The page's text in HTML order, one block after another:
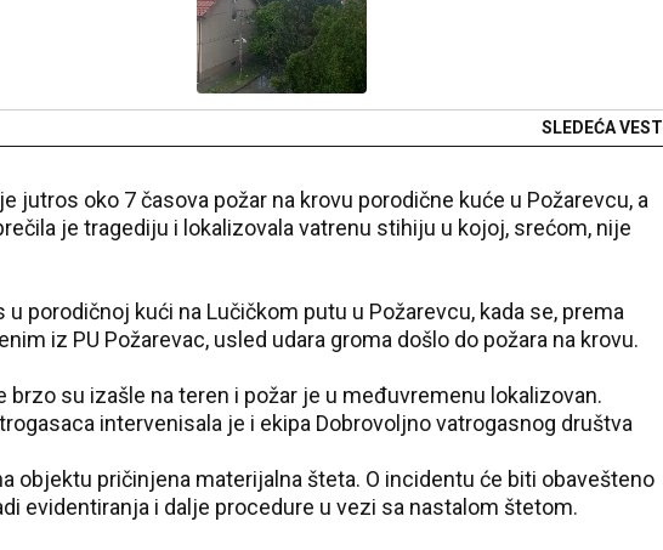
SLEDEĆA VEST
jutros oko 7 časova požar na krovu porodične kuće u Požarevcu, a
je tragediju i lokalizovala vatrenu stihiju u kojoj, srećom, nije
porodičnoj kući na Lučičkom putu u Požarevcu, kada se, prema
iz PU Požarevac, usled udara groma došlo do požara na krovu.
brzo su izašle na teren i požar je u međuvremenu lokalizovan.
intervenisala je i ekipa Dobrovoljno vatrogasnog društva
objektu pričinjena materijalna šteta. O incidentu će biti obavešteno
evidentiranja i dalje procedure u vezi sa nastalom štetom.